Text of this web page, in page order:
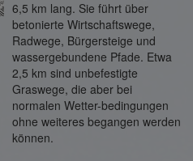
6,5 km lang. Sie führt über
betonierte Wirtschaftswege,
Radwege, Bürgersteige und
wassergebundene Pfade. Etwa
2,5 km sind unbefestigte
Graswege, die aber bei
normalen Wetter-bedingungen
ohne weiteres begangen werden
können.